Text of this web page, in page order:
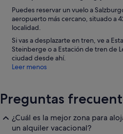
Puedes reservar un vuelo a
aeropuerto más cercano, situado a
localidad.
Si vas a desplazarte en tren, ve a
Steinberge o a Estación de tren de
ciudad desde ahí.
Leer menos
Preguntas
¿Cuál es la mejor zona para
un alquiler vacacional?